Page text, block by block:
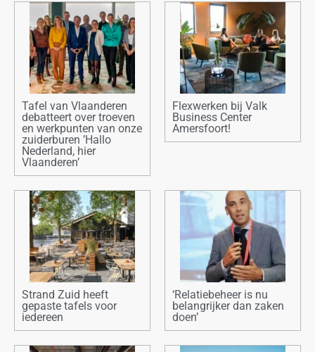
Tafel van Vlaanderen
debatteert over troeven
en werkpunten van onze
zuiderburen ’Hallo
Nederland, hier
Vlaanderen’
Flexwerken bij Valk
Business Center
Amersfoort!
Strand Zuid heeft
gepaste tafels voor
iedereen
‘Relatiebeheer is nu
belangrijker dan zaken
doen’